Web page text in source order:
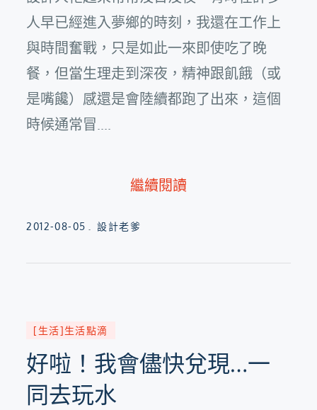
人早已經進入夢鄉的時刻，我還在工作上
與時間奮戰，只是如此一來即使吃了晚
餐，但當生理走到深夜，精神跟飢餓（或
是嘴饞）感還是會陸續都跑了出來，這個
時候通常冒....
繼續閱讀
Posted
2012-08-05 設計老爹
[生活]生活點滴
好啦！我會儘快兌現…一
同去玩水